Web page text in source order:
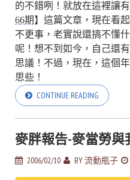
的不錯咧！就放在這裡讓
66期】這篇文章，現在看
不更事，老實說還搞不懂
呢！想不到如今，自己還
思議！不過，現在，這個
思些！
CONTINUE READING
麥胖報告-麥當勞與
2006/02/10 BY流動瓶子